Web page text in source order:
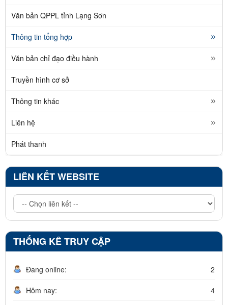
Văn bản QPPL tỉnh Lạng Sơn
Thông tin tổng hợp
Văn bản chỉ đạo điều hành
Truyền hình cơ sở
Thông tin khác
Liên hệ
Phát thanh
LIÊN KẾT WEBSITE
THỐNG KÊ TRUY CẬP
Đang online: 2
Hôm nay: 4